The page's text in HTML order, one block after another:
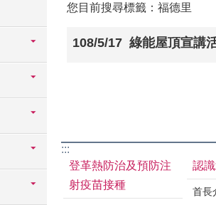
您目前搜尋標籤：福德里
108/5/17 綠能屋頂宣講
:::
登革熱防治及預防注
射疫苗接種
認
首長